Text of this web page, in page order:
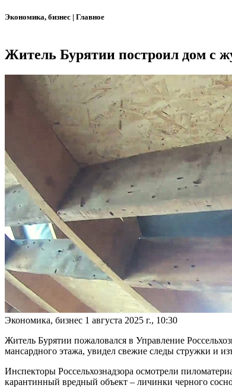
Экономика, бизнес | Главное
Житель Бурятии построил дом с
Экономика, бизнес 1 августа 2025 г., 10:30
Житель Бурятии пожаловался в Управление
мансардного этажа, увидел свежие следы стружки и
Инспекторы Россельхознадзора осмотрели
карантинный вредный объект – личинки черного